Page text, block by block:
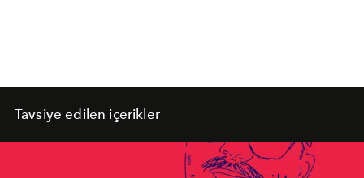
Tavsiye edilen içerikler